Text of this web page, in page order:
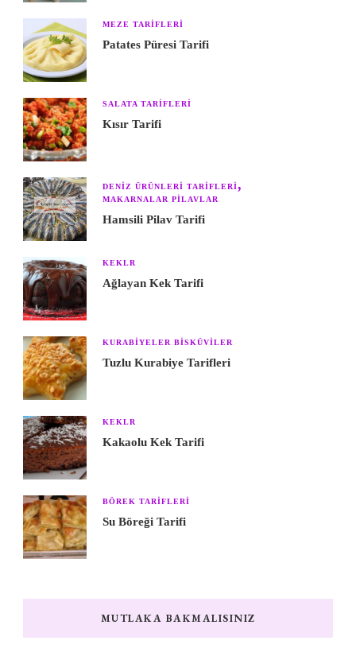
MEZE TARIFLERI
Patates Püresi Tarifi
SALATA TARIFLERI
Kısır Tarifi
DENIZ ÜRÜNLERI TARIFLERI
MAKARNALAR PILAVLAR
Hamsili Pilav Tarifi
KEKLR
Ağlayan Kek Tarifi
KURABIYELER BISKÜVILER
Tuzlu Kurabiye Tarifleri
KEKLR
Kakaolu Kek Tarifi
BÖREK TARIFLERI
Su Böreği Tarifi
MUTLAKA BAKMALISINIZ